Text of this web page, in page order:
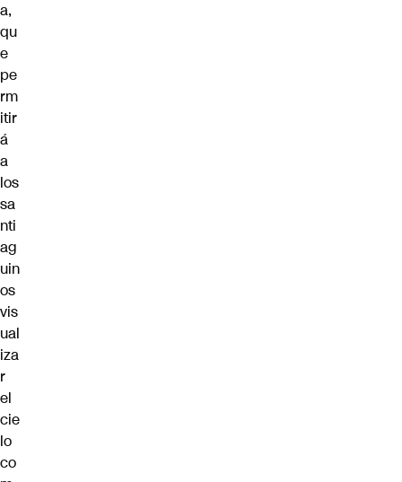
a,
qu
e
pe
rm
itir
á
a
los
sa
nti
ag
uin
os
vis
ual
iza
r
el
cie
lo
co